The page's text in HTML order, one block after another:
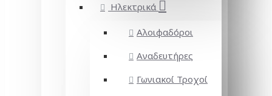
Ηλεκτρικά
Αλοιφαδόροι
Αναδευτήρες
Γωνιακοί Τροχοί